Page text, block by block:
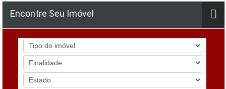
Encontre Seu Imóvel